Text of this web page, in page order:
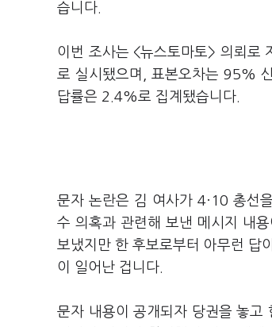
습니다.
이번 조사는 <뉴스토마토> 의뢰
로 실시됐으며, 표본오차는 95%
답률은 2.4%로 집계됐습니다.
문자 논란은 김 여사가 4·10 총선
수 의혹과 관련해 보낸 메시지 내
보냈지만 한 후보로부터 아무런 답
이 일어난 겁니다.
문자 내용이 공개되자 당권을 놓고